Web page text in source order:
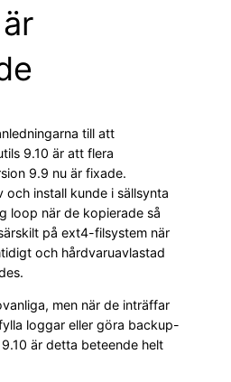
till att
9.10 är att flera
9.9 nu är fixade.
och install kunde i sällsynta
loop när de kopierade så
på ext4-filsystem när
och hårdvaruavlastad
men när de inträffar
loggar eller göra backup-
är detta beteende helt